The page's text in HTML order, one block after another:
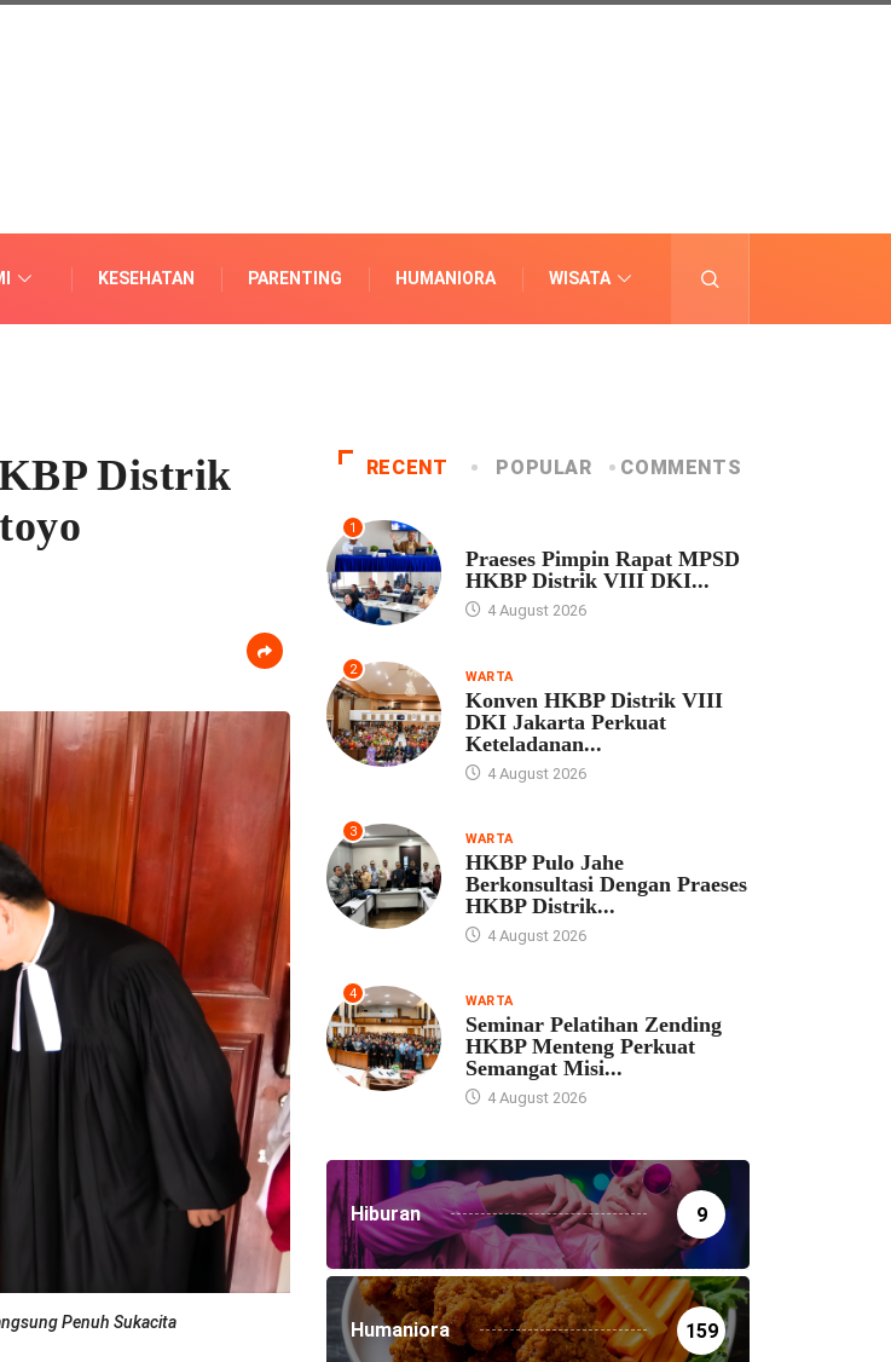
KESEHATAN PARENTING HUMANIORA WISATA
Distrik
Penuh Sukacita
RECENT POPULAR COMMENTS
1
Praeses Pimpin Rapat MPSD
HKBP Distrik VIII DKI...
4 August 2026
2 WARTA
Konven HKBP Distrik VIII
DKI Jakarta Perkuat
Keteladanan...
4 August 2026
3 WARTA
HKBP Pulo Jahe
Berkonsultasi Dengan Praeses
HKBP Distrik...
4 August 2026
4 WARTA
Seminar Pelatihan Zending
HKBP Menteng Perkuat
Semangat Misi...
4 August 2026
Hiburan 9
Humaniora 159